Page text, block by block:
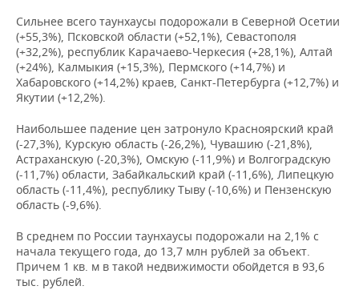
ЭНЕРГЕТИКА
УСЛУГИ
МЕДИА
ТЕЛЕКОММУНИКАЦИИ
ВЫЕЗДНАЯ РЕДАКЦИЯ
БИЗНЕС-БРАНЧИ
ОТКРЫТАЯ ЛЕКЦИЯ
НОВОСТИ СПОРТА
ФУТБОЛ
БАСКЕТБОЛ
ВОЛЕЙБОЛ
ФИГУРНОЕ КАТАНИЕ
ОБЩЕСТВО
НОВОСТИ ОБЩЕСТВА
ИНФРАСТРУКТУРА
ИСТОРИЯ
МЕДИЦИНА
ФОТОГАЛЕРЕЯ
СПРАВОЧНИК
СПИСОК ПЕРСОН
ПОЛНАЯ ВЕРСИЯ
Сильнее всего таунхаусы подорожали в Северной Осетии
(+55,3%), Псковской области (+52,1%), Севастополя
(+32,2%), республик Карачаево-Черкесия (+28,1%), Алтай
(+24%), Калмыкия (+15,3%), Пермского (+14,7%) и
Хабаровского (+14,2%) краев, Санкт-Петербурга (+12,7%) и
Якутии (+12,2%).
Наибольшее падение цен затронуло Красноярский край
(-27,3%), Курскую область (-26,2%), Чувашию (-21,8%),
Астраханскую (-20,3%), Омскую (-11,9%) и Волгоградскую
(-11,7%) области, Забайкальский край (-11,6%), Липецкую
область (-11,4%), республику Тыву (-10,6%) и Пензенскую
область (-9,6%).
В среднем по России таунхаусы подорожали на 2,1% с
начала текущего года, до 13,7 млн рублей за объект.
Причем 1 кв. м в такой недвижимости обойдется в 93,6
тыс. рублей.